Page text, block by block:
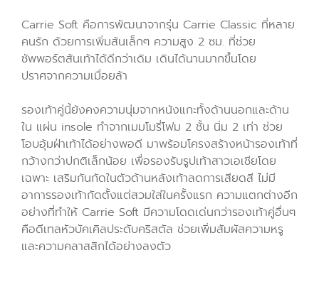
Carrie Soft คือการพัฒนาจากรุ่น Carrie Classic ที่หลาย
คนรัก ด้วยการเพิ่มส้นเล็กๆ ความสูง 2 ซม. ที่ช่วย
ซัพพอร์ตส้นเท้าได้ดีกว่าเดิม เดินได้นานมากขึ้นโดย
ปราศจากความเมื่อยล้า
รองเท้าคู่นี้ยังคงความนุ่มจากหนังแกะทั้งด้านนอกและด้าน
ใน แผ่น insole ทำจากเมมโมรี่โฟม 2 ชั้น นิ่ม 2 เท่า ช่วย
โอบอุ้มฝ่าเท้าได้อย่างพอดี มาพร้อมโครงสร้างหน้ารองเท้าที่
กว้างกว่าปกติเล็กน้อย เพื่อรองรับรูปเท้าสาวเอเชียโดย
เฉพาะ เสริมกันกัดในตัวด้านหลังเท้าลดการเสียดสี ไม่มี
อาการรองเท้ากัดตั้งแต่สวมใส่ในครั้งแรก ความแตกต่างอีก
อย่างที่ทำให้ Carrie Soft มีความโดดเด่นกว่ารองเท้าคู่อื่นๆ
คือดีเทลหัวบัคเคิลประดับคริสตัล ช่วยเพิ่มสัมผัสความหรู
และความคลาสสิกได้อย่างลงตัว